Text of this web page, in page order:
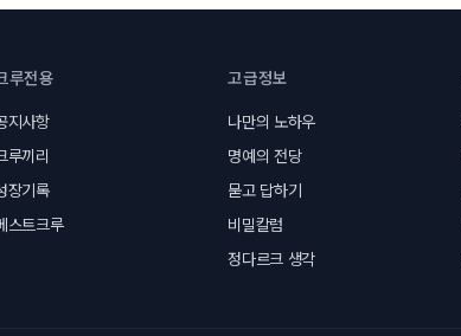
루전용
지사항
루끼리
장기록
스트크루
고급정보
나만의 노하우
명예의 전당
묻고 답하기
비밀칼럼
정다르크 생각